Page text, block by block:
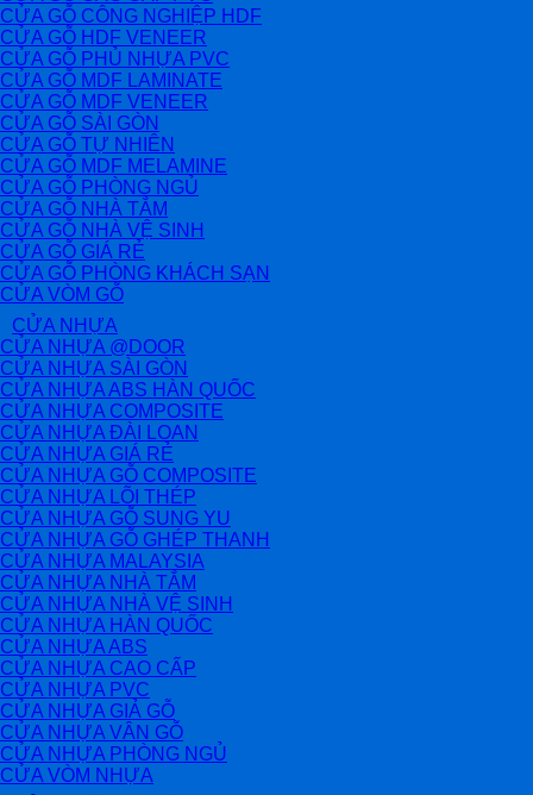
CỬA GỖ CÔNG NGHIỆP HDF
CỬA GỖ HDF VENEER
CỬA GỖ PHỦ NHỰA PVC
CỬA GỖ MDF LAMINATE
CỬA GỖ MDF VENEER
CỬA GỖ SÀI GÒN
CỬA GỖ TỰ NHIÊN
CỬA GỖ MDF MELAMINE
CỬA GỖ PHÒNG NGỦ
CỬA GỖ NHÀ TẮM
CỬA GỖ NHÀ VỆ SINH
CỬA GỖ GIÁ RẺ
CỬA GỖ PHÒNG KHÁCH SẠN
CỬA VÒM GỖ
CỬA NHỰA
CỬA NHỰA @DOOR
CỬA NHỰA SÀI GÒN
CỬA NHỰA ABS HÀN QUỐC
CỬA NHỰA COMPOSITE
CỬA NHỰA ĐÀI LOAN
CỬA NHỰA GIÁ RẺ
CỬA NHỰA GỖ COMPOSITE
CỬA NHỰA LÕI THÉP
CỬA NHỰA GỖ SUNG YU
CỬA NHỰA GỖ GHÉP THANH
CỬA NHỰA MALAYSIA
CỬA NHỰA NHÀ TẮM
CỬA NHỰA NHÀ VỆ SINH
CỬA NHỰA HÀN QUỐC
CỬA NHỰA ABS
CỬA NHỰA CAO CẤP
CỬA NHỰA PVC
CỬA NHỰA GIẢ GỖ
CỬA NHỰA VÂN GỖ
CỬA NHỰA PHÒNG NGỦ
CỬA VÒM NHỰA